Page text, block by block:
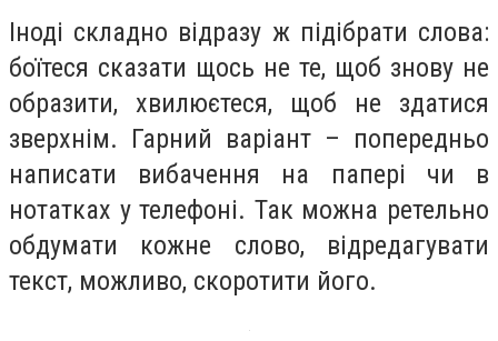
Іноді складно відразу ж підібрати слова:
боїтеся сказати щось не те, щоб знову не
образити, хвилюєтеся, щоб не здатися
зверхнім. Гарний варіант – попередньо
написати вибачення на папері чи в
нотатках у телефоні. Так можна ретельно
обдумати кожне слово, відредагувати
текст, можливо, скоротити його.